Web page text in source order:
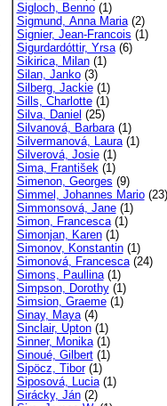
Sigloch, Benno(1)
Sigmund, Anna Maria(2)
Signier, Jean-Francois (1)
Sigurdardóttir, Yrsa(6)
Sikirica, Milan(1)
Silan, Janko(3)
Silberg, Jackie(1)
Sills, Charlotte(1)
Silva, Daniel (25)
Silvanová, Barbara(1)
Silvermanová, Laura(1)
Silverová, Josie(1)
Sima, František(1)
Simenon, Georges (9)
Simmel, Johannes Mario(23)
Simmonsová, Jane(1)
Simon, Francesca(1)
Simonjan, Karen(1)
Simonov, Konstantin(1)
Simonová, Francesca(24)
Simons, Paullina(1)
Simpson, Dorothy(1)
Simsion, Graeme(1)
Sinay, Maya(4)
Sinclair, Upton(1)
Sinner, Monika(1)
Sinoué, Gilbert(1)
Sipöcz, Tibor(1)
Siposová, Lucia(1)
Sirácky, Ján(2)